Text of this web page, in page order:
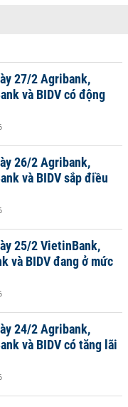
27/2 Agribank,
và BIDV có động
26/2 Agribank,
và BIDV sắp điều
25/2 VietinBank,
và BIDV đang ở mức
24/2 Agribank,
và BIDV có tăng lãi